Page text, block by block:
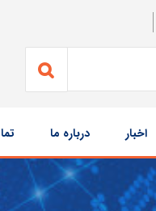
اخبار درباره ما